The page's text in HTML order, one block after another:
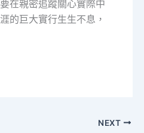
在親密追蹤關心實際中
的巨大實行生生不息，
NEXT